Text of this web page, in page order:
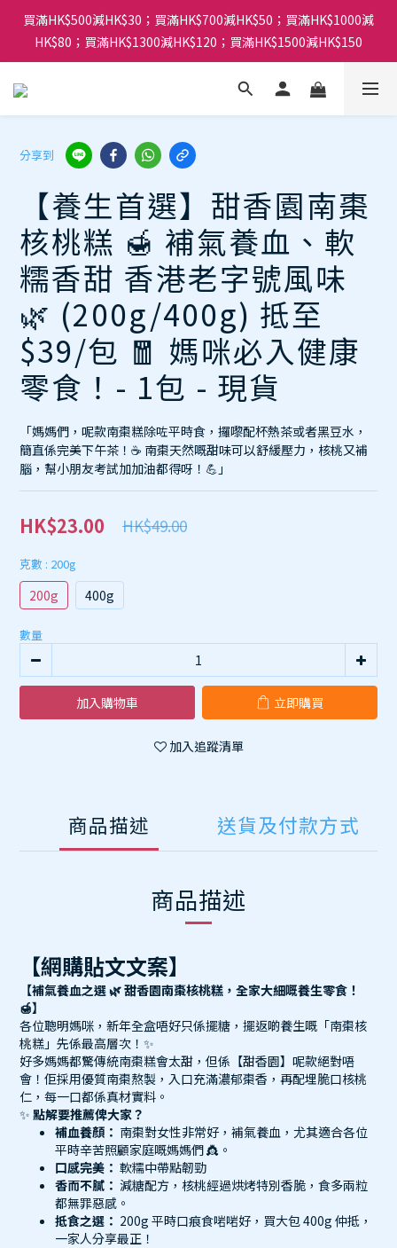
買滿HK$500減HK$30；買滿HK$700減HK$50；買滿HK$1000減
HK$80；買滿HK$1300減HK$120；買滿HK$1500減HK$150
分享到
【養生首選】甜香園南棗
核桃糕 🍯 補氣養血、軟
糯香甜 香港老字號風味
🌿 (200g/400g) 抵至
$39/包 🧧 媽咪必入健康
零食！- 1包 - 現貨
「媽媽們，呢款南棗糕除咗平時食，攞嚟配杯熱茶或者黑豆水，
簡直係完美下午茶！☕ 南棗天然嘅甜味可以舒緩壓力，核桃又補
腦，幫小朋友考試加加油都得呀！💪」
HK$49.00
HK$23.00
克數 : 200g
200g 400g
數量
加入購物車 立即購買
加入追蹤清單
商品描述 送貨及付款方式
商品描述
【網購貼文文案】
【補氣養血之選 🌿 甜香園南棗核桃糕，全家大細嘅養生零食！
🍯】
各位聰明媽咪，新年全盒唔好只係擺糖，擺返啲養生嘅「南棗核
桃糕」先係最高層次！✨
好多媽媽都驚傳統南棗糕會太甜，但係【甜香園】呢款絕對唔
會！佢採用優質南棗熬製，入口充滿濃郁棗香，再配埋脆口核桃
仁，每一口都係真材實料。
✨ 點解要推薦俾大家？
補血養顏： 南棗對女性非常好，補氣養血，尤其適合各位
平時辛苦照顧家庭嘅媽媽們 👸。
口感完美： 軟糯中帶點韌勁
香而不膩： 減糖配方，核桃經過烘烤特別香脆，食多兩粒
都無罪惡感。
抵食之選： 200g 平時口痕食啱啱好，買大包 400g 仲抵，
一家人分享最正！